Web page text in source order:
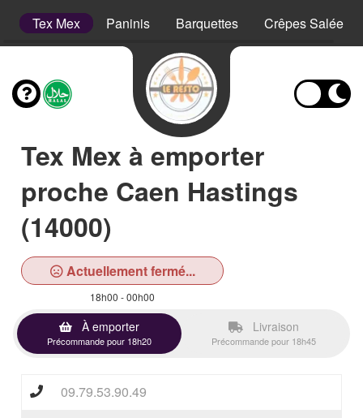
Tex Mex Paninis Barquettes Crêpes Salées
Tex Mex à emporter
proche Caen Hastings
(14000)
Actuellement fermé...
18h00 - 00h00
À emporter
Précommande pour 18h20
Livraison
Précommande pour 18h45
09.79.53.90.49